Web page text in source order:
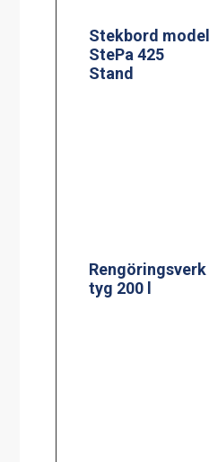
Rengöringsverk
tyg 200 l
Silplåt för 60 l